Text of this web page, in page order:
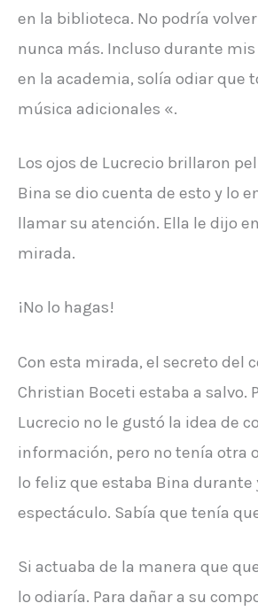
en la biblioteca. No podría
nunca más. Incluso durante mis
en la academia, solía odiar que
música adicionales «.
Los ojos de Lucrecio brillaron
Bina se dio cuenta de esto y lo
llamar su atención. Ella le dijo
mirada.
¡No lo hagas!
Con esta mirada, el secreto del
Christian Boceti estaba a salvo.
Lucrecio no le gustó la idea de
información, pero no tenía otra
lo feliz que estaba Bina durante
espectáculo. Sabía que tenía
Si actuaba de la manera que
lo odiaría. Para dañar a su